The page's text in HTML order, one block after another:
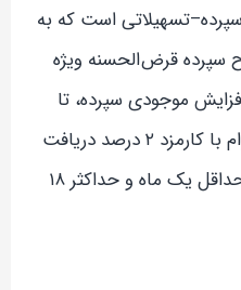
است که به
سپرده قرض‌الحسنه ویژه
موجودی سپرده، تا
۳۰۰ درصد مبلغ سپرده‌گذاری وام با کارمزد ۲ درصد دریافت
کنند. مدت زمان سپرده‌گذاری حداقل یک ماه و حداکثر ۱۸